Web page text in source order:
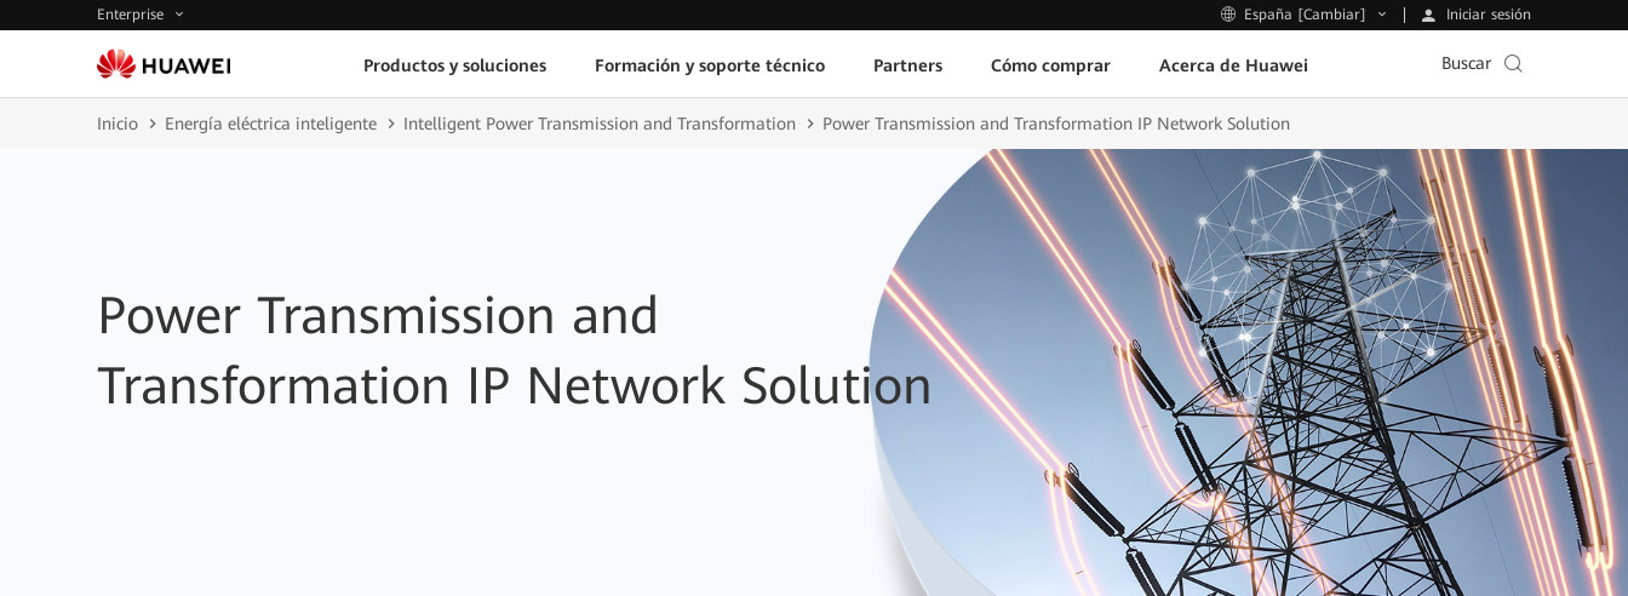
Enterprise España [Cambiar] Iniciar sesión
Productos y soluciones Formación y soporte técnico Partners Cómo comprar Acerca de Huawei Buscar
Inicio Energía eléctrica inteligente Intelligent Power Transmission and Transformation Power Transmission and Transformation IP Network Solution
Power Transmission and
Transformation IP Network Solution